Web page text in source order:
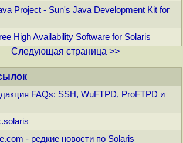
Project - Sun's Java Development Kit for
High Availability Software for Solaris
Следующая страница >>
FAQs: SSH, WuFTPD, ProFTPD и
- редкие новости по Solaris